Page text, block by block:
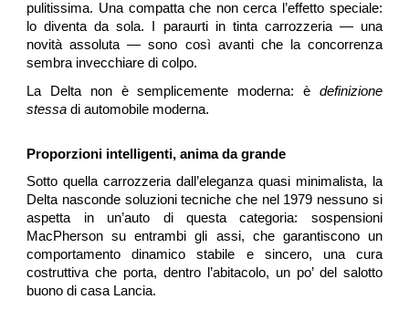
pulitissima. Una compatta che non cerca l’effetto speciale:
lo diventa da sola. I paraurti in tinta carrozzeria — una
novità assoluta — sono così avanti che la concorrenza
sembra invecchiare di colpo.
La Delta non è semplicemente moderna: è definizione
stessa di automobile moderna.
Proporzioni intelligenti, anima da grande
Sotto quella carrozzeria dall’eleganza quasi minimalista, la
Delta nasconde soluzioni tecniche che nel 1979 nessuno si
aspetta in un’auto di questa categoria: sospensioni
MacPherson su entrambi gli assi, che garantiscono un
comportamento dinamico stabile e sincero, una cura
costruttiva che porta, dentro l’abitacolo, un po’ del salotto
buono di casa Lancia.